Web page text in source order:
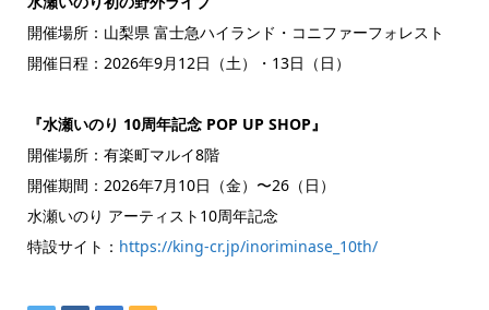
開催場所：山梨県 富士急ハイランド・コニファーフォレスト
開催日程：2026年9月12日（土）・13日（日）
『水瀬いのり 10周年記念 POP UP SHOP』
開催場所：有楽町マルイ8階
開催期間：2026年7月10日（金）〜26（日）
水瀬いのり アーティスト10周年記念
特設サイト： https://king-cr.jp/inoriminase_10th/